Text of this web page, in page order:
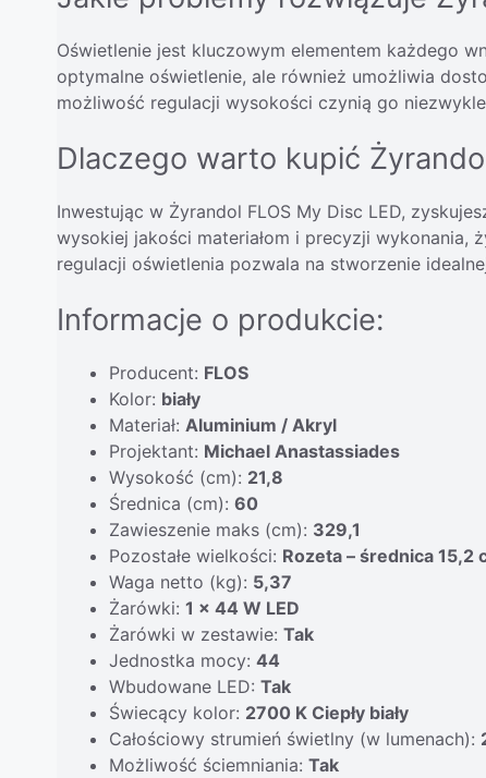
Oświetlenie jest kluczowym elementem każdego
optymalne oświetlenie, ale również umożliwia
możliwość regulacji wysokości czynią go
Dlaczego warto kupić
Inwestując w Żyrandol FLOS My Disc LED,
wysokiej jakości materiałom i precyzji wykonania,
regulacji oświetlenia pozwala na stworzenie
Informacje o produkcie:
Producent: FLOS
Kolor: biały
Materiał: Aluminium / Akryl
Projektant: Michael Anastassiades
Wysokość (cm): 21,8
Średnica (cm): 60
Zawieszenie maks (cm): 329,1
Pozostałe wielkości: Rozeta – średnica 15,2
Waga netto (kg): 5,37
Żarówki: 1 x 44 W LED
Żarówki w zestawie: Tak
Jednostka mocy: 44
Wbudowane LED: Tak
Świecący kolor: 2700 K Ciepły biały
Całościowy strumień świetlny (w lumenach):
Możliwość ściemniania: Tak